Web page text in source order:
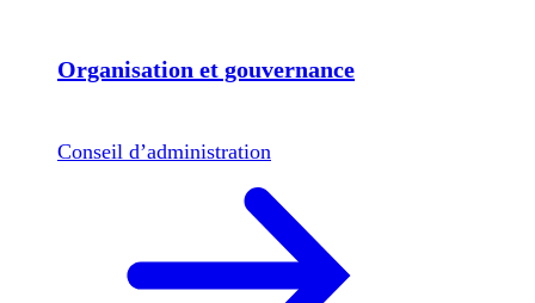
Organisation et gouvernance
Conseil d’administration